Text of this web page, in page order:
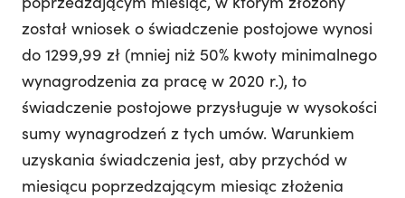
został wniosek o świadczenie postojowe wynosi
do 1299,99 zł (mniej niż 50% kwoty minimalnego
wynagrodzenia za pracę w 2020 r.), to
świadczenie postojowe przysługuje w wysokości
sumy wynagrodzeń z tych umów. Warunkiem
uzyskania świadczenia jest, aby przychód w
miesiącu poprzedzającym miesiąc złożenia